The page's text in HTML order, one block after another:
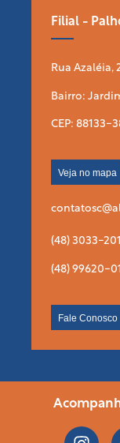
Filial -
Rua Azaléia,
Bairro:
CEP: 88133-
Veja no mapa
(48) 3033-
(48) 99620-
Fale Conosco